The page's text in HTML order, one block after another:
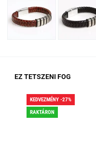
EZ TETSZENI FOG
KEDVEZMÉNY -27%
RAKTÁRON